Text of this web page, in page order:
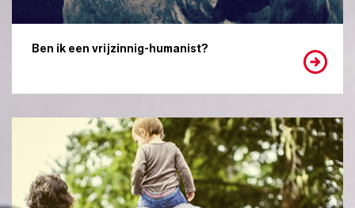
Ben ik een vrijzinnig-humanist?